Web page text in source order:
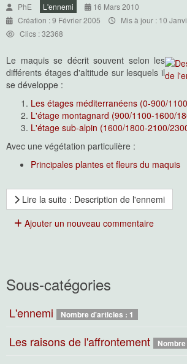
PhE L'ennemi
16 Mars 2010
Création : 9 Février 2005
Mis à jour : 10
Clics : 32368
Le maquis se décrit souvent selon les
différents étages d'altitude sur lesquels il
se développe :
Les étages méditerranéens (0-900/
L'étage montagnard (900/1100-1600/
L'étage sub-alpin (1600/1800-2100/
Avec une végétation particulière :
Principales plantes et fleurs du maquis
Lire la suite : Description de l'ennemi
Ajouter un nouveau commentaire
Sous-catégories
L'ennemi Nombre d'articles : 1
Les raisons de l'affrontement